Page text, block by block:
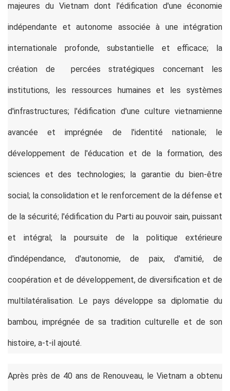
majeures du Vietnam dont l'édification d'une économie
indépendante et autonome associée à une intégration
internationale profonde, substantielle et efficace; la
création de percées stratégiques concernant les
institutions, les ressources humaines et les systèmes
d'infrastructures; l'édification d'une culture vietnamienne
avancée et imprégnée de l'identité nationale; le
développement de l'éducation et de la formation, des
sciences et des technologies; la garantie du bien-être
social; la consolidation et le renforcement de la défense et
de la sécurité; l'édification du Parti au pouvoir sain, puissant
et intégral; la poursuite de la politique extérieure
d'indépendance, d'autonomie, de paix, d'amitié, de
coopération et de développement, de diversification et de
multilatéralisation. Le pays développe sa diplomatie du
bambou, imprégnée de sa tradition culturelle et de son
histoire, a-t-il ajouté.
Après près de 40 ans de Renouveau, le Vietnam a obtenu